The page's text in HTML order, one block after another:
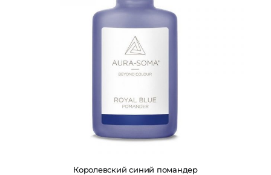
Королевский синий помандер